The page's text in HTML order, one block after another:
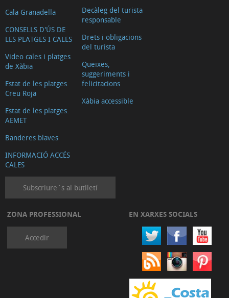
Cala Granadella
CONSELLS D'ÚS DE
LES PLATGES I CALES
Video cales i platges
de Xàbia
Estat de les platges.
Creu Roja
Estat de les platges.
AEMET
Banderes blaves
INFORMACIÓ ACCÉS
CALES
Decàleg del turista
responsable
Drets i obligacions
del turista
Queixes,
suggeriments i
felicitacions
Xàbia accessible
Subscriure´s al butlletí
ZONA PROFESSIONAL
Accedir
EN XARXES SOCIALS